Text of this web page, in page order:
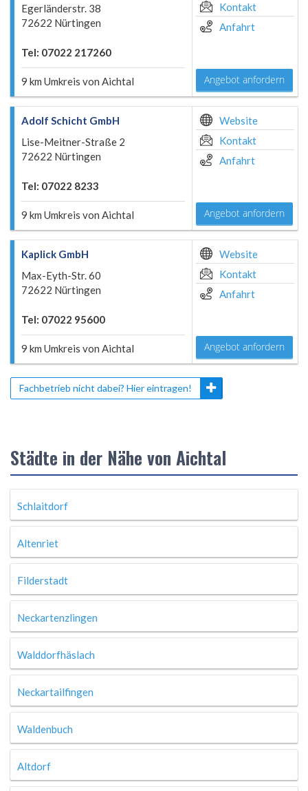
Egerländerstr. 38
72622 Nürtingen
Tel: 07022 217260
9 km Umkreis von Aichtal
Kontakt
Anfahrt
Angebot anfordern
Adolf Schicht GmbH
Lise-Meitner-Straße 2
72622 Nürtingen
Tel: 07022 8233
9 km Umkreis von Aichtal
Website
Kontakt
Anfahrt
Angebot anfordern
Kaplick GmbH
Max-Eyth-Str. 60
72622 Nürtingen
Tel: 07022 95600
9 km Umkreis von Aichtal
Website
Kontakt
Anfahrt
Angebot anfordern
Fachbetrieb nicht dabei? Hier eintragen!
Städte in der Nähe von Aichtal
Schlaitdorf
Altenriet
Filderstadt
Neckartenzlingen
Walddorfhäslach
Neckartailfingen
Waldenbuch
Altdorf